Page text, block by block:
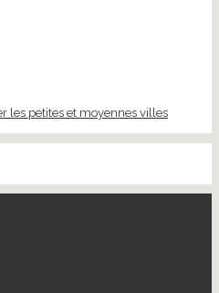
les petites et moyennes villes